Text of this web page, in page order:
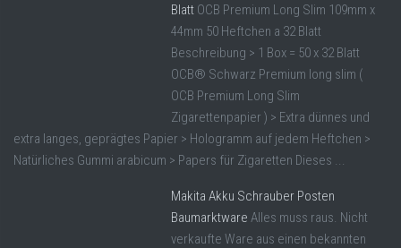
Blatt OCB Premium Long Slim 109mm x
44mm 50 Heftchen a 32 Blatt
Beschreibung > 1 Box = 50 x 32 Blatt
OCB® Schwarz Premium long slim (
OCB Premium Long Slim
Zigarettenpapier ) > Extra dünnes und
extra langes, geprägtes Papier > Hologramm auf jedem Heftchen >
Natürliches Gummi arabicum > Papers für Zigaretten Dieses ...
Makita Akku Schrauber Posten
Baumarktware Alles muss raus. Nicht
verkaufte Ware aus einen bekannten